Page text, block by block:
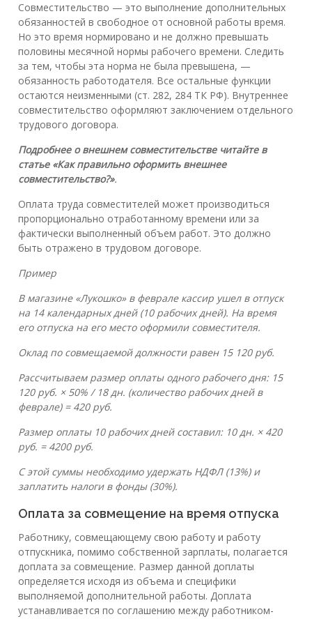
Совместительство — это выполнение дополнительных
обязанностей в свободное от основной работы время.
Но это время нормировано и не должно превышать
половины месячной нормы рабочего времени. Следить
за тем, чтобы эта норма не была превышена, —
обязанность работодателя. Все остальные функции
остаются неизменными (ст. 282, 284 ТК РФ). Внутреннее
совместительство оформляют заключением отдельного
трудового договора.
Подробнее о внешнем совместительстве читайте в
статье «Как правильно оформить внешнее
совместительство?».
Оплата труда совместителей может производиться
пропорционально отработанному времени или за
фактически выполненный объем работ. Это должно
быть отражено в трудовом договоре.
Пример
В магазине «Лукошко» в феврале кассир ушел в отпуск
на 14 календарных дней (10 рабочих дней). На время
его отпуска на его место оформили совместителя.
Оклад по совмещаемой должности равен 15 120 руб.
Рассчитываем размер оплаты одного рабочего дня: 15
120 руб. × 50% / 18 дн. (количество рабочих дней в
феврале) = 420 руб.
Размер оплаты 10 рабочих дней составил: 10 дн. × 420
руб. = 4200 руб.
С этой суммы необходимо удержать НДФЛ (13%) и
заплатить налоги в фонды (30%).
Оплата за совмещение на время отпуска
Работнику, совмещающему свою работу и работу
отпускника, помимо собственной зарплаты, полагается
доплата за совмещение. Размер данной доплаты
определяется исходя из объема и специфики
выполняемой дополнительной работы. Доплата
устанавливается по соглашению между работником-